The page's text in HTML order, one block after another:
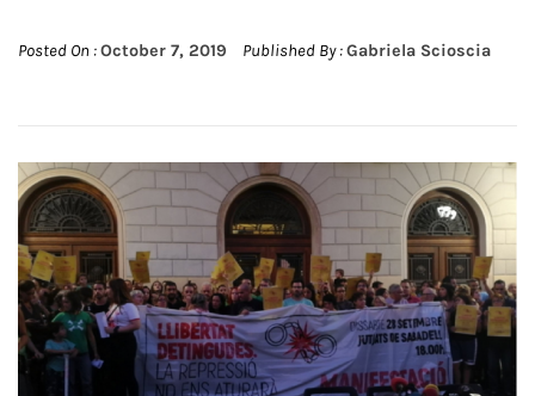
Posted On :October 7, 2019 Published By :Gabriela Scioscia